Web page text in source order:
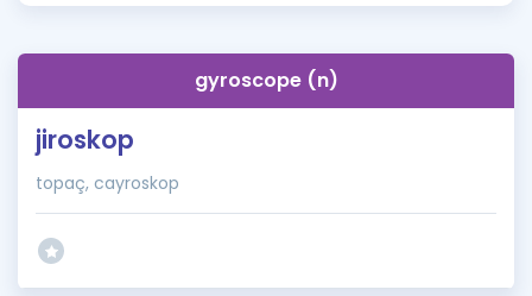
İngilizce Gramer
gyroscope (n)
jiroskop
topaç, cayroskop